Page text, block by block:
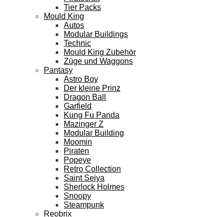
Tier Packs
Mould King
Autos
Modular Buildings
Technic
Mould King Zubehör
Züge und Waggons
Pantasy
Astro Boy
Der kleine Prinz
Dragon Ball
Garfield
Kung Fu Panda
Mazinger Z
Modular Building
Moomin
Piraten
Popeye
Retro Collection
Saint Seiya
Sherlock Holmes
Snoopy
Steampunk
Reobrix